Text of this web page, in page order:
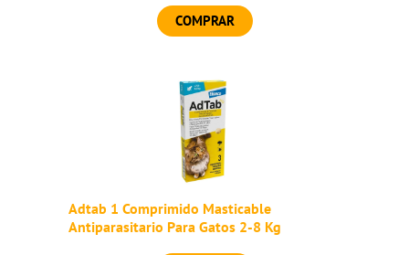
COMPRAR
Adtab 1 Comprimido Masticable
Antiparasitario Para Gatos 2-8 Kg